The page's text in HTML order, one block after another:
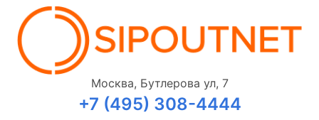
Москва, Бутлерова ул, 7
+7 (495) 308-4444